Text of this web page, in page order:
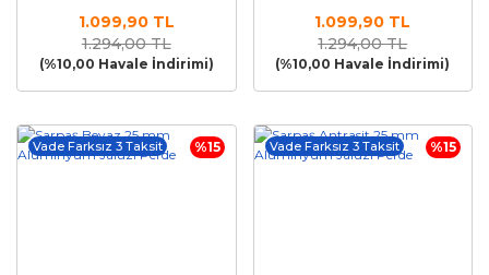
1.099,90 TL
1.294,00 TL
(%10,00 Havale İndirimi)
1.099,90 TL
1.294,00 TL
(%10,00 Havale İndirimi)
%15
Vade Farksız 3 Taksit %15
Vade Farksız 3 Taksit